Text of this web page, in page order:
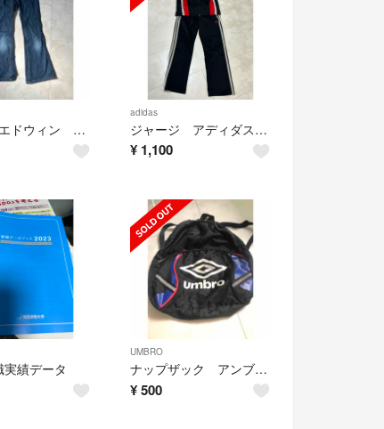
Gパン エドウィン 140
adidas
ジャージ アディダス 160
¥ 1,100
績データ
UMBRO
ナップザック アンブロ 送料込み
¥500